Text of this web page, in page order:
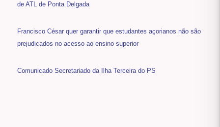
de ATL de Ponta Delgada
Francisco César quer garantir que estudantes açorianos não são
prejudicados no acesso ao ensino superior
Comunicado Secretariado da Ilha Terceira do PS